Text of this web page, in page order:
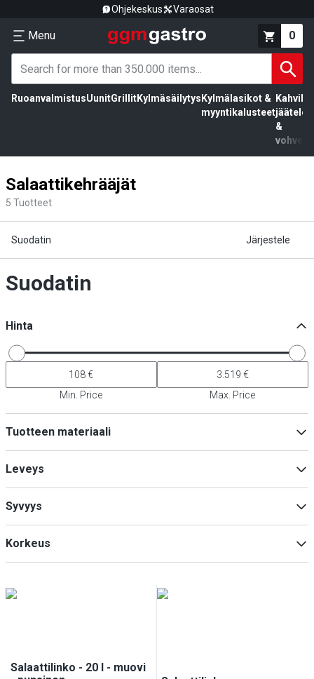
Ohjekeskus Varaosat
Menu 0
RuoanvalmistusUunitGrillitKylmäsäilytys Kylmälasikot &
myyntikalusteet
Kahvila,
jäätelö
&
vohvelit
Salaattikehrääjät
5 Tuotteet
Suodatin Järjestele
Suodatin
Hinta
Min. Price Max. Price
Tuotteen materiaali
Muovi
Leveys
Syvyys
Korkeus
Salaattilinko - 20 l - muovi